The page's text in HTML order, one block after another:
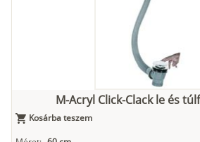
M-Acryl Click-Clack le és
Kosárba teszem